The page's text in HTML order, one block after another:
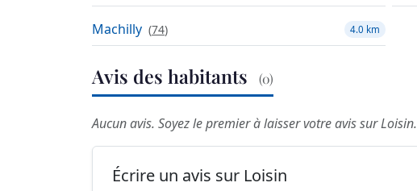
Machilly (74) 4.0 km
Avis des habitants (0)
Aucun avis. Soyez le premier à laisser votre avis sur Loisin.
Écrire un avis sur Loisin